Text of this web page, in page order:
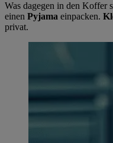
Was dagegen in den Koffer
einen Pyjama einpacken.
privat.